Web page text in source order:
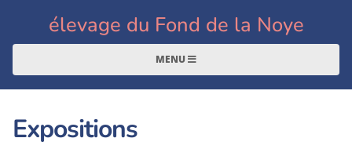
élevage du Fond de la Noye
MENU
Expositions